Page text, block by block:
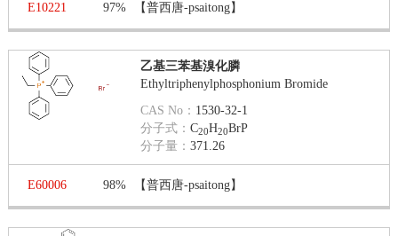
E10221 97% 【普西唐-psaitong】
乙基三苯基溴化膦
Ethyltriphenylphosphonium Bromide
CAS No： 1530-32-1
分子式：C20H20BrP
分子量：371.26
E60006 98% 【普西唐-psaitong】